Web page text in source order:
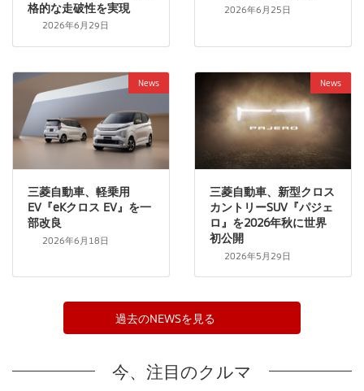
格的な走破性を実現
2026年6月29日
2026年6月25日
News
三菱自動車、軽乗用
EV『eKクロス EV』を一
部改良
2026年6月18日
News
三菱自動車、新型クロス
カントリーSUV『パジェ
ロ』を2026年秋に世界
初公開
2026年5月29日
過去のNEWSを見る
今、注目のクルマ